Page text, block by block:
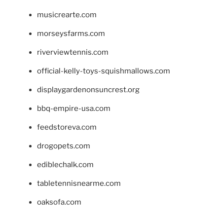
musicrearte.com
morseysfarms.com
riverviewtennis.com
official-kelly-toys-squishmallows.com
displaygardenonsuncrest.org
bbq-empire-usa.com
feedstoreva.com
drogopets.com
ediblechalk.com
tabletennisnearme.com
oaksofa.com